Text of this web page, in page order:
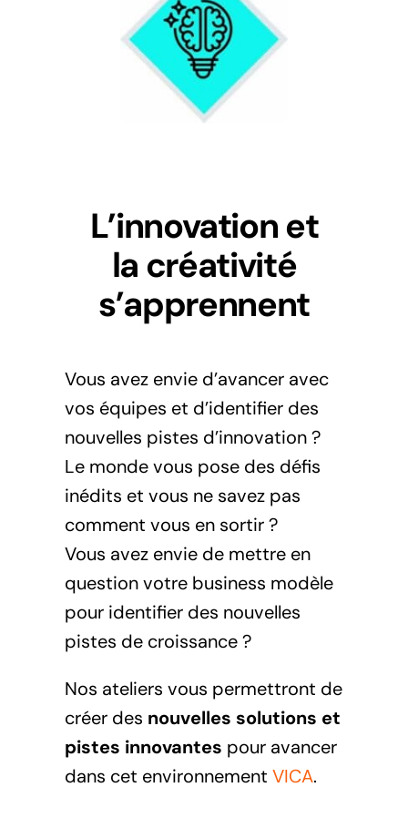
L’innovation et
la créativité
s’apprennent
Vous avez envie d’avancer avec
vos équipes et d’identifier des
nouvelles pistes d’innovation ?
Le monde vous pose des défis
inédits et vous ne savez pas
comment vous en sortir ?
Vous avez envie de mettre en
question votre business modèle
pour identifier des nouvelles
pistes de croissance ?
Nos ateliers vous permettront de
créer des nouvelles solutions et
pistes innovantes pour avancer
dans cet environnement VICA.